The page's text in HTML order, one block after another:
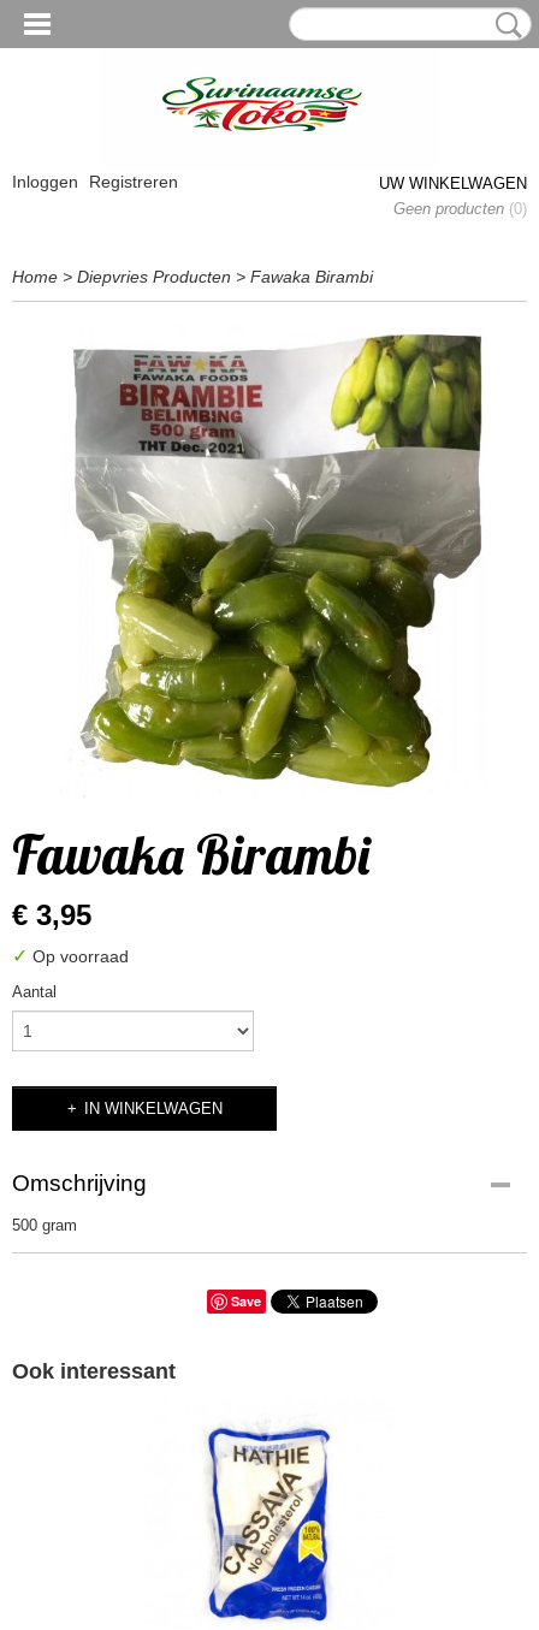
Inloggen Registreren
UW WINKELWAGEN
Geen producten (0)
Home > Diepvries Producten > Fawaka Birambi
Fawaka Birambi
€ 3,95
✓ Op voorraad
Aantal
IN WINKELWAGEN
Omschrijving
500 gram
Save
Ook interessant